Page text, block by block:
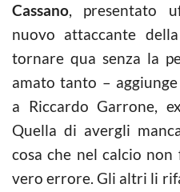
Cassano, presentato
nuovo attaccante
tornare qua senza la
amato tanto –
a Riccardo Garrone,
Quella di avergli
cosa che nel calcio non
vero errore. Gli altri li